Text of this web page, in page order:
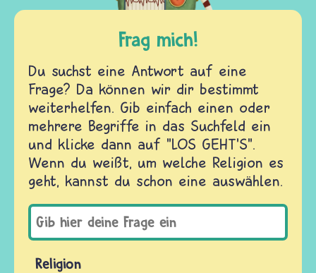
Frag mich!
Du suchst eine Antwort auf eine
Frage? Da können wir dir bestimmt
weiterhelfen. Gib einfach einen oder
mehrere Begriffe in das Suchfeld ein
und klicke dann auf "LOS GEHT'S".
Wenn du weißt, um welche Religion es
geht, kannst du schon eine auswählen.
Religion